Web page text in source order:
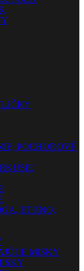
POCHODOVÉ
ETHNO,
MISKY